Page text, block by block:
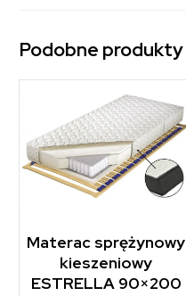
Podobne produkty
Materac sprężynowy
kieszeniowy
ESTRELLA 90×200